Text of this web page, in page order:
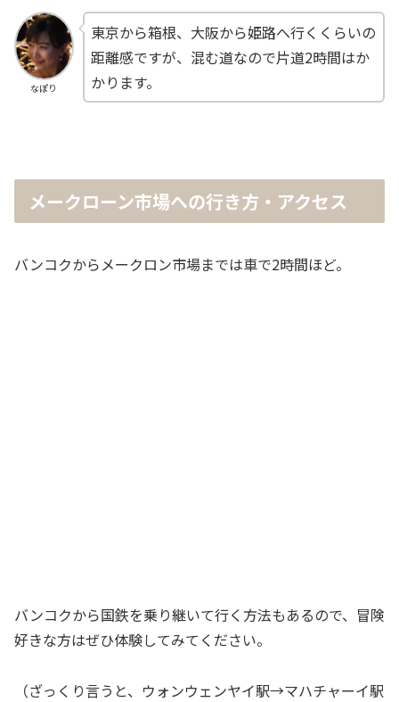
なぽり
東京から箱根、大阪から姫路へ行くくらいの
距離感ですが、混む道なので片道2時間はか
かります。
メークローン市場への行き方・アクセス
バンコクからメークロン市場までは車で2時間ほど。
バンコクから国鉄を乗り継いて行く方法もあるので、冒険
好きな方はぜひ体験してみてください。
（ざっくり言うと、ウォンウェンヤイ駅→マハチャーイ駅